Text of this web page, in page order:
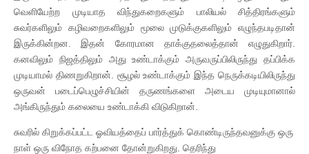
வெளியேற்ற முடியாத விந்துகறைகளும் பாலியல் சித்திரங்களும்
சுவர்களிலும் கழிவறைகளிலும் மூலை முடுக்குகளிலும் எழுந்தபடிதான்
இருக்கின்றன. இதன் கோரமான தாக்குதலைத்தான் எழுதுகிறார்.
கனவிலும் நிஜத்திலும் அது உண்டாக்கும் அருவருப்பிலிருந்து தப்பிக்க
முடியாமல் திணறுகிறான். சூழல் உண்டாக்கும் இந்த நெருக்கடியிலிருந்து
ஒருவன் படைப்பெழுச்சியின் தருணங்களை அடைய முடியுமானால்
அங்கிருந்தும் கலையை உண்டாக்கி விடுகிறான்.
சுவரில் கிறுக்கப்பட்ட ஓவியத்தைப் பார்த்துக் கொண்டிருந்தவனுக்கு ஒரு
நாள் ஒரு விநோத கற்பனை தோன்றுகிறது. தெரிந்து